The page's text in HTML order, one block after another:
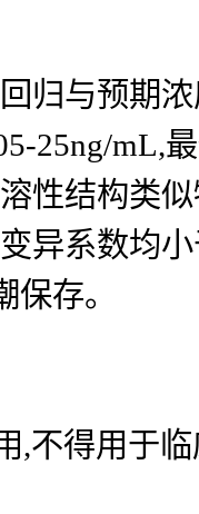
归与预期
25ng/mL,
性结构类
异系数均
存。
,不得用于